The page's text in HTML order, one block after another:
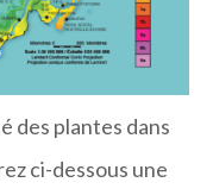
assurer que
acheter
des plantes dans
ci-dessous une